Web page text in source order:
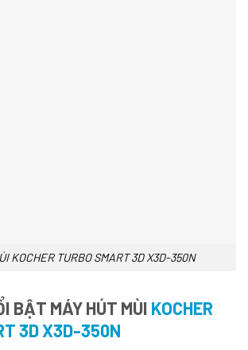
KOCHER TURBO SMART 3D X3D-350N
BẬT MÁY HÚT MÙI KOCHER
3D X3D-350N